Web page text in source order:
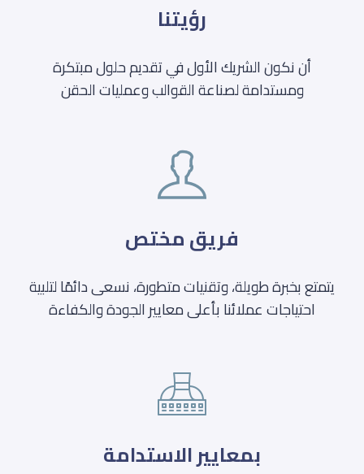
رؤيتنا
أن نكون الشريك الأول في تقديم حلول مبتكرة
ومستدامة لصناعة القوالب وعمليات الحقن
فريق مختص
يتمتع بخبرة طويلة، وتقنيات متطورة، نسعى دائمًا لتلبية
احتياجات عملائنا بأعلى معايير الجودة والكفاءة
بمعايير الاستدامة